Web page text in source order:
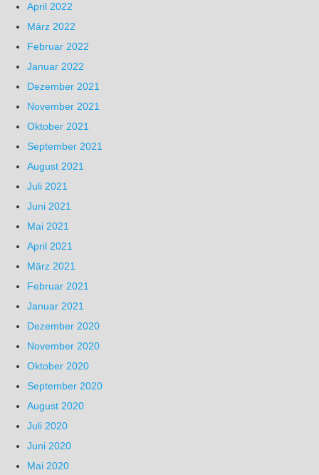
April 2022
März 2022
Februar 2022
Januar 2022
Dezember 2021
November 2021
Oktober 2021
September 2021
August 2021
Juli 2021
Juni 2021
Mai 2021
April 2021
März 2021
Februar 2021
Januar 2021
Dezember 2020
November 2020
Oktober 2020
September 2020
August 2020
Juli 2020
Juni 2020
Mai 2020